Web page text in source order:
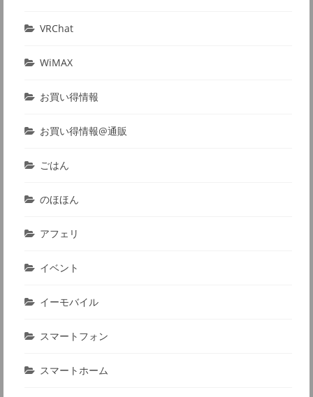
VRChat
WiMAX
お買い得情報
お買い得情報@通販
ごはん
のほほん
アフェリ
イベント
イーモバイル
スマートフォン
スマートホーム